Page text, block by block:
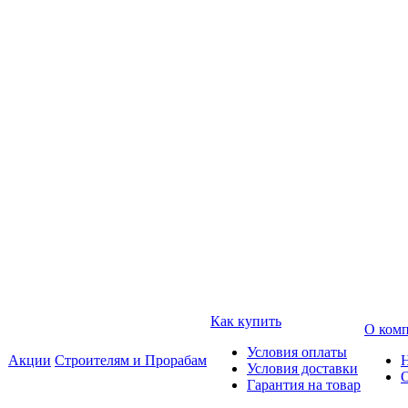
Акции Строителям и Прорабам
Как купить
Условия оплаты
Условия доставки
Гарантия на товар
О